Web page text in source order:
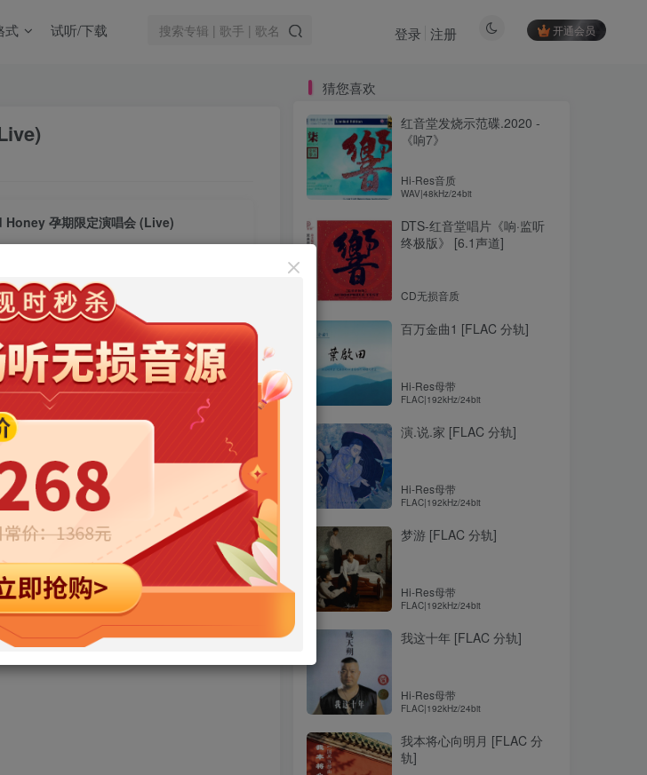
式 试听/下载 开通会员
登录 注册
孕期限定演唱会 (Live)
久会员 免费
立即购买
当前未登录！建议登陆后购买，可保存购买订单
猜您喜欢
红音堂发烧示范碟.2020 -
《响7》
Hi-Res音质
WAV|48kHz/24bit
DTS-红音堂唱片《响·监听
终极版》 [6.1声道]
CD无损音质
百万金曲1 [FLAC 分轨]
Hi-Res母带
FLAC|192kHz/24bit
演.说.家 [FLAC 分轨]
Hi-Res母带
FLAC|192kHz/24bit
梦游 [FLAC 分轨]
Hi-Res母带
FLAC|192kHz/24bit
我这十年 [FLAC 分轨]
Hi-Res母带
FLAC|192kHz/24bit
我本将心向明月 [FLAC 分
轨]